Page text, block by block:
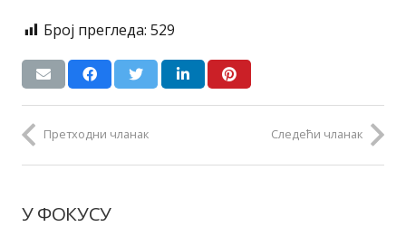
Број прегледа: 529
Претходни чланак Следећи чланак
У ФОКУСУ